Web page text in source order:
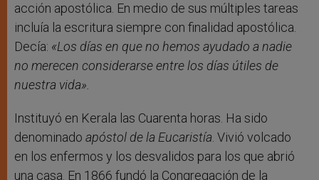
acción apostólica. En medio de sus múltiples tareas
incluía la escritura siempre con finalidad apostólica.
Decía: «Los días en que no hemos ayudado a nadie
no merecen considerarse entre los días útiles de
nuestra vida».
Instituyó en Kerala las Cuarenta horas. Ha sido
denominado apóstol de la Eucaristía . Vivió volcado
en los enfermos y los desvalidos para los que abrió
una casa. En 1866 fundó la Congregación de la